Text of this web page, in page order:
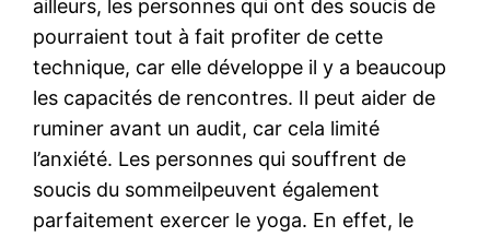
ailleurs, les personnes qui ont des soucis de
pourraient tout à fait profiter de cette
technique, car elle développe il y a beaucoup
les capacités de rencontres. Il peut aider de
ruminer avant un audit, car cela limité
l’anxiété. Les personnes qui souffrent de
soucis du sommeilpeuvent également
parfaitement exercer le yoga. En effet, le